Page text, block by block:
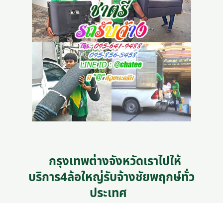
กรุงเทพต่างจังหวัดเราไปให้
บริการ4ล้อใหญ่รับจ้างชัยพฤกษ์ทั่ว
ประเทศ